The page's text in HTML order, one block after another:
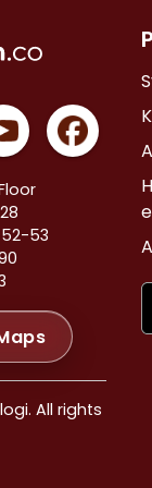
>
>
>
>
>
>
>
>
>
52-53
All rights